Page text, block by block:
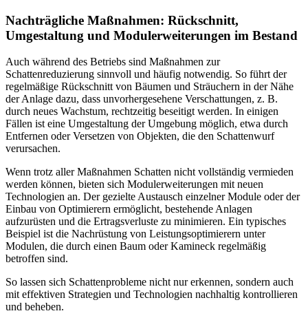
Nachträgliche Maßnahmen: Rückschnitt,
Umgestaltung und Modulerweiterungen im Bestand
Auch während des Betriebs sind Maßnahmen zur
Schattenreduzierung sinnvoll und häufig notwendig. So führt der
regelmäßige Rückschnitt von Bäumen und Sträuchern in der Nähe
der Anlage dazu, dass unvorhergesehene Verschattungen, z. B.
durch neues Wachstum, rechtzeitig beseitigt werden. In einigen
Fällen ist eine Umgestaltung der Umgebung möglich, etwa durch
Entfernen oder Versetzen von Objekten, die den Schattenwurf
verursachen.
Wenn trotz aller Maßnahmen Schatten nicht vollständig vermieden
werden können, bieten sich Modulerweiterungen mit neuen
Technologien an. Der gezielte Austausch einzelner Module oder der
Einbau von Optimierern ermöglicht, bestehende Anlagen
aufzurüsten und die Ertragsverluste zu minimieren. Ein typisches
Beispiel ist die Nachrüstung von Leistungsoptimierern unter
Modulen, die durch einen Baum oder Kamineck regelmäßig
betroffen sind.
So lassen sich Schattenprobleme nicht nur erkennen, sondern auch
mit effektiven Strategien und Technologien nachhaltig kontrollieren
und beheben.